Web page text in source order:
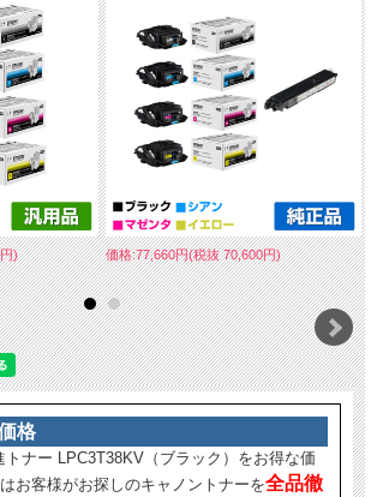
) 価格:77,660円(税抜 70,600円)
格
トナー LPC3T38KV（ブラック）をお得な価
お客様がお探しのキャノントナーを全品徹